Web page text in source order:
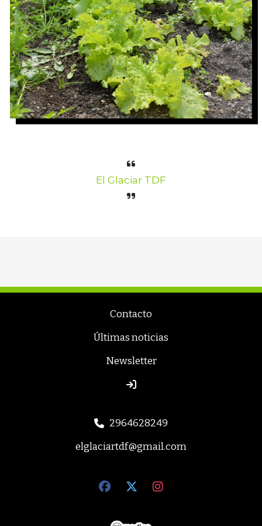
El Glaciar TDF
Contacto
Últimas noticias
Newsletter
2964628249
elglaciartdf@gmail.com